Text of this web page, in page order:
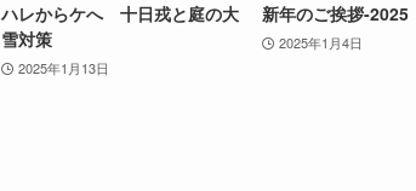
ハレからケへ 十日戎と庭の大
雪対策
2025年1月13日
新年のご挨拶-2025
2025年1月4日